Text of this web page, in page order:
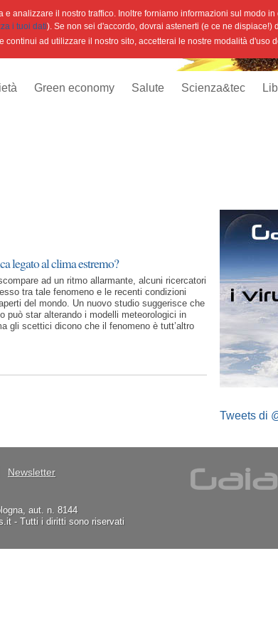
Green economy Salute Scienza&tec
legato al clima estremo?
ad un ritmo allarmante, alcuni ricercatori
tra tale fenomeno e le recenti condizioni
del mondo. Un nuovo studio suggerisce che
può star alterando i modelli meteorologici in
gli scettici dicono che il fenomeno è tutt’altro
Tweets di
Newsletter
aut. n. 8144
- Tutti i diritti sono riservati
analizzare il nostro traffico. Inoltre forniamo informazioni sul modo
i tuoi dati). Se non sei d'accordo, dovrai astenerti (e ce ne
continui ad utilizzare il nostro sito, accetterai le nostre modalità d'uso